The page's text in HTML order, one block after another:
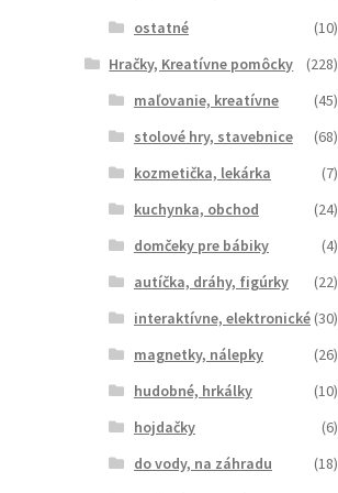
ostatné
(10)
Hračky, Kreatívne pomôcky
(228)
maľovanie, kreatívne
(45)
stolové hry, stavebnice
(68)
kozmetička, lekárka
(7)
kuchynka, obchod
(24)
domčeky pre bábiky
(4)
autíčka, dráhy, figúrky
(22)
interaktívne, elektronické (30)
magnetky, nálepky
(26)
hudobné, hrkálky
(10)
hojdačky
(6)
do vody, na záhradu
(18)